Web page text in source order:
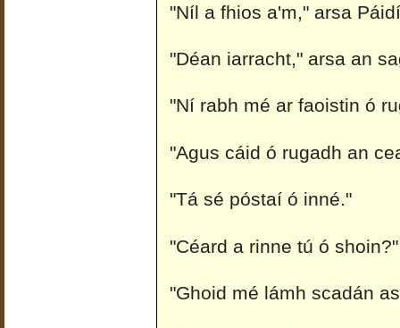
"Níl a fhios a'm," arsa
"Déan iarracht," arsa an
"Ní rabh mé ar faoistin ó
"Agus cáid ó rugadh an
"Tá sé póstaí ó inné."
"Céard a rinne tú ó
"Ghoid mé lámh scadán